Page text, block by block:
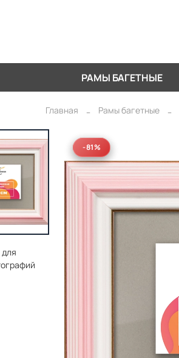
РАМЫ БАГЕТНЫЕ
Главная Рамы багетные
-81%
-81%